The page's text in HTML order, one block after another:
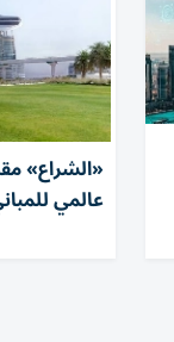
«الشراع»
عالمي